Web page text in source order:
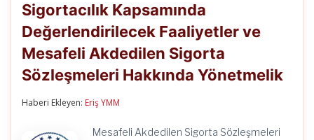
Değerlendirilecek
Faaliyetler
ve
Akdedilen
Sigorta
Sözleşmeleri
Sigortacılık Kapsamında
Değerlendirilecek Faaliyetler ve
Mesafeli Akdedilen Sigorta
Sözleşmeleri Hakkında Yönetmelik
Haberi Ekleyen: Eriş YMM
Mesafeli Akdedilen Sigorta Sözleşmeleri